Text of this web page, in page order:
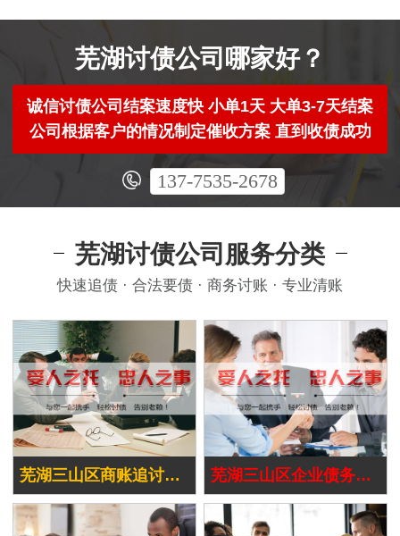
芜湖讨债公司哪家好？
诚信讨债公司结案速度快 小单1天 大单3-7天结案
公司根据客户的情况制定催收方案 直到收债成功
137-7535-2678
芜湖讨债公司服务分类
快速追债 · 合法要债 · 商务讨账 · 专业清账
芜湖三山区商账追讨清欠 芜湖三山区企业债务追讨